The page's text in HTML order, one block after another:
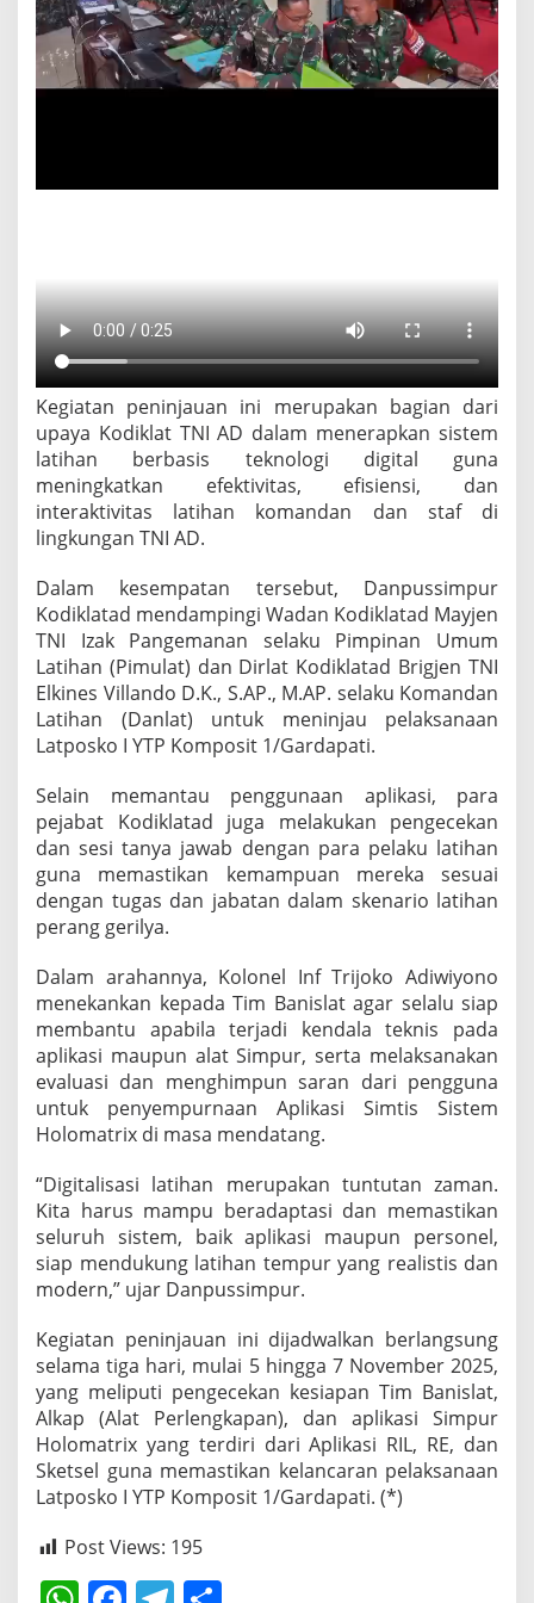
1
/
G
a
r
d
a
m
X
I
X
T
Kegiatan peninjauan ini merupakan bagian dari
upaya Kodiklat TNI AD dalam menerapkan sistem
latihan berbasis teknologi digital guna
meningkatkan efektivitas, efisiensi, dan
interaktivitas latihan komandan dan staf di
lingkungan TNI AD.
Dalam kesempatan tersebut, Danpussimpur
Kodiklatad mendampingi Wadan Kodiklatad Mayjen
TNI Izak Pangemanan selaku Pimpinan Umum
Latihan (Pimulat) dan Dirlat Kodiklatad Brigjen TNI
Elkines Villando D.K., S.AP., M.AP. selaku Komandan
Latihan (Danlat) untuk meninjau pelaksanaan
Latposko I YTP Komposit 1/Gardapati.
Selain memantau penggunaan aplikasi, para
pejabat Kodiklatad juga melakukan pengecekan
dan sesi tanya jawab dengan para pelaku latihan
guna memastikan kemampuan mereka sesuai
dengan tugas dan jabatan dalam skenario latihan
perang gerilya.
Dalam arahannya, Kolonel Inf Trijoko Adiwiyono
menekankan kepada Tim Banislat agar selalu siap
membantu apabila terjadi kendala teknis pada
aplikasi maupun alat Simpur, serta melaksanakan
evaluasi dan menghimpun saran dari pengguna
untuk penyempurnaan Aplikasi Simtis Sistem
Holomatrix di masa mendatang.
“Digitalisasi latihan merupakan tuntutan zaman.
Kita harus mampu beradaptasi dan memastikan
seluruh sistem, baik aplikasi maupun personel,
siap mendukung latihan tempur yang realistis dan
modern,” ujar Danpussimpur.
Kegiatan peninjauan ini dijadwalkan berlangsung
selama tiga hari, mulai 5 hingga 7 November 2025,
yang meliputi pengecekan kesiapan Tim Banislat,
Alkap (Alat Perlengkapan), dan aplikasi Simpur
Holomatrix yang terdiri dari Aplikasi RIL, RE, dan
Sketsel guna memastikan kelancaran pelaksanaan
Latposko I YTP Komposit 1/Gardapati. (*)
Post Views: 195